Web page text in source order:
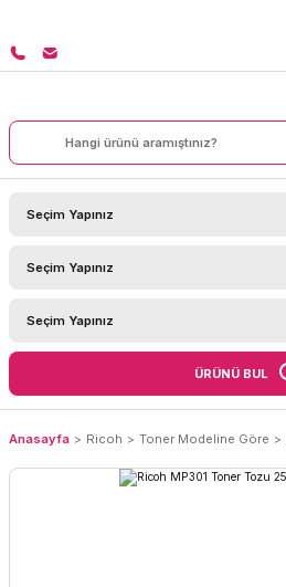
ÜRÜNÜ BUL
Anasayfa Ricoh Toner Modeline Göre